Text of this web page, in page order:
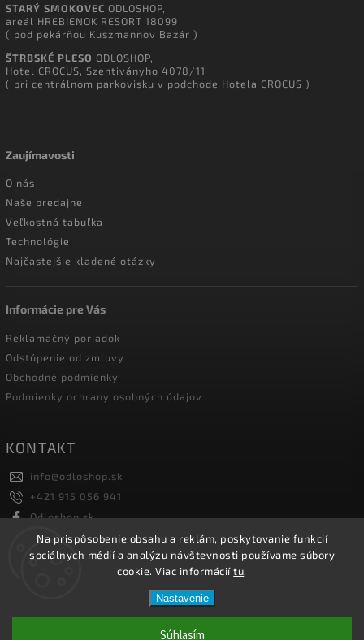
Na prispôsobenie obsahu a reklám, poskytovanie funkcií
sociálnych médií a analýzu návštevnosti používame súbory
cookie. Viac informáciítu.
Nastavenie
Súhlasím
STARÝ SMOKOVEC ODLOSHOP,
areál HREBIENOK RESORT 18099
( pod pekárňou Kuszmannov Bazár )
ŠTRBSKÉ PLESO ODLOSHOP,
Hotel CROCUS, Szentiványho 4078/11
( pri centrálnom parkovisku v podchode Hotela CROCUS )
Zaujímavosti
O nás
Naše predajne
Veľkostná tabuľka
Technológie
Najčastejšie kladené otázky
Informácie pre Vás
Reklamačný poriadok
Odstúpenie od zmluvy
Obchodné podmienky
Podmienky ochrany osobných údajov
KONTAKT
info@odloshop.sk
+421 915 056 941
Odloshop.sk
odloshoppremiumsportfashion
Upraviť nastavenie cookies